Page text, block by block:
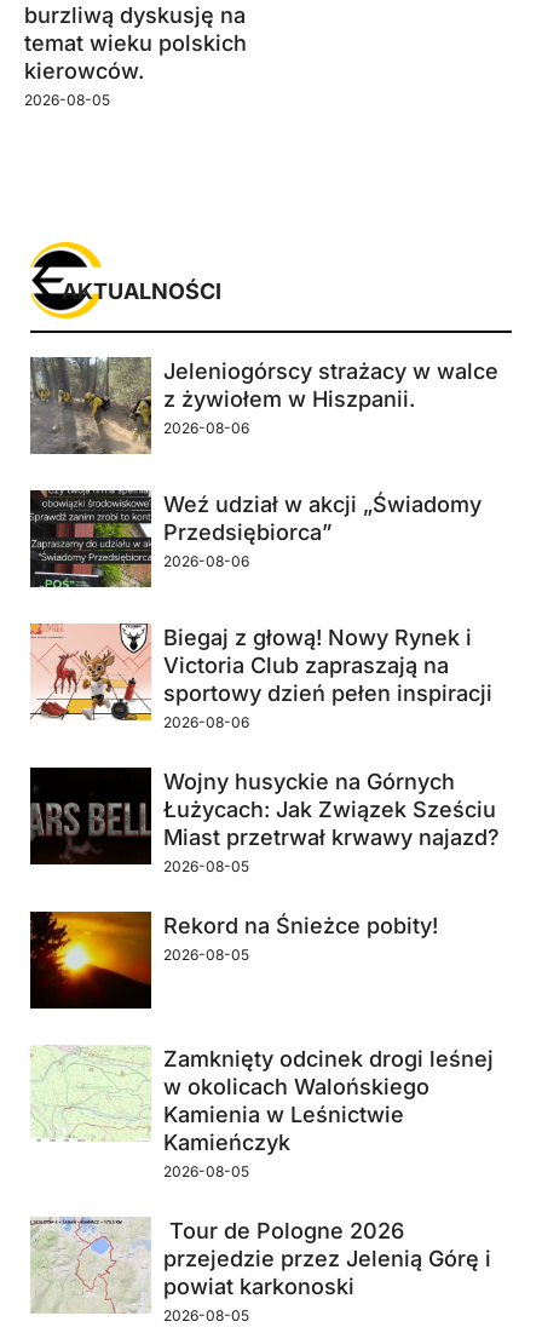
burzliwą dyskusję na
temat wieku polskich
kierowców.
2026-08-05
Jeleniogórscy strażacy w walce
z żywiołem w Hiszpanii.
2026-08-06
Weź udział w akcji „Świadomy
Przedsiębiorca”
2026-08-06
Biegaj z głową! Nowy Rynek i
Victoria Club zapraszają na
sportowy dzień pełen inspiracji
2026-08-06
Wojny husyckie na Górnych
Łużycach: Jak Związek Sześciu
Miast przetrwał krwawy najazd?
2026-08-05
Rekord na Śnieżce pobity!
2026-08-05
Zamknięty odcinek drogi leśnej
w okolicach Walońskiego
Kamienia w Leśnictwie
Kamieńczyk
2026-08-05
Tour de Pologne 2026
przejedzie przez Jelenią Górę i
powiat karkonoski
2026-08-05
AKTUALNOŚCI